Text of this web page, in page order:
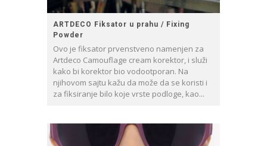
ARTDECO Fiksator u prahu / Fixing
Powder
Ovo je fiksator prvenstveno namenjen za
Artdeco Camouflage cream korektor, i služi
kako bi korektor bio vodootporan. Na
njihovom sajtu kažu da može da se koristi i
za fiksiranje bilo koje vrste podloge, kao...